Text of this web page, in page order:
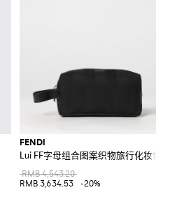
FENDI
Lui FF字母组合图案织物旅行化妆包
RMB 4,543.20
RMB 3,634.53
-20%